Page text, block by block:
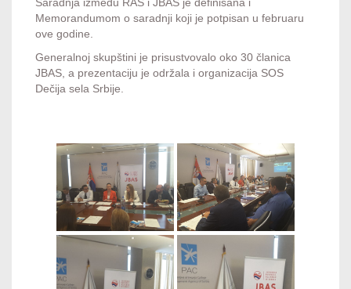
Memorandumom o saradnji koji je potpisan u februaru
ove godine.
Generalnoj skupštini je prisustvovalo oko 30 članica
JBAS, a prezentaciju je održala i organizacija SOS
Dečija sela Srbije.